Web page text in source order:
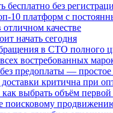
бесплатно без
10 платформ с
качестве
начать сегодня
в СТО полного
востребованных
предоплаты —
критична при
выбрать объём первой
поисковому